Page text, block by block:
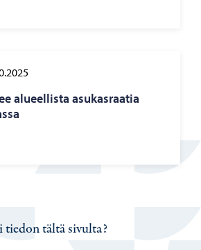
alu­eel­lis­ta asu­kas­raa­tia
tältä sivulta?